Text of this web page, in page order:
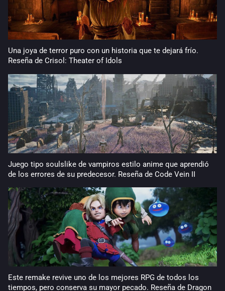
Una joya de terror puro con un historia que te dejará frío.
Reseña de Crisol: Theater of Idols
Juego tipo soulslike de vampiros estilo anime que aprendió
de los errores de su predecesor. Reseña de Code Vein II
Este remake revive uno de los mejores RPG de todos los
tiempos, pero conserva su mayor pecado. Reseña de Dragon